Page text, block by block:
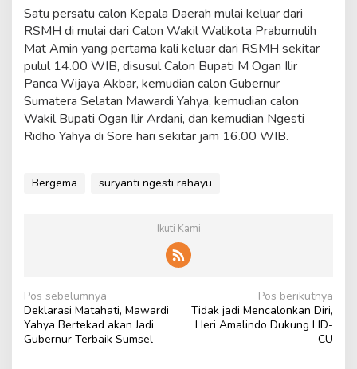
Satu persatu calon Kepala Daerah mulai keluar dari
RSMH di mulai dari Calon Wakil Walikota Prabumulih
Mat Amin yang pertama kali keluar dari RSMH sekitar
pulul 14.00 WIB, disusul Calon Bupati M Ogan Ilir
Panca Wijaya Akbar, kemudian calon Gubernur
Sumatera Selatan Mawardi Yahya, kemudian calon
Wakil Bupati Ogan Ilir Ardani, dan kemudian Ngesti
Ridho Yahya di Sore hari sekitar jam 16.00 WIB.
Bergema suryanti ngesti rahayu
Ikuti Kami
N
a
v
Pos sebelumnya
Deklarasi Matahati, Mawardi
Yahya Bertekad akan Jadi
Gubernur Terbaik Sumsel
Pos berikutnya
Tidak jadi Mencalonkan Diri,
Heri Amalindo Dukung HD-
CU